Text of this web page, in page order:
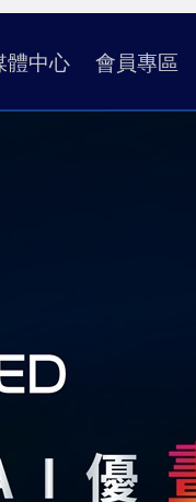
體中心 會員專區